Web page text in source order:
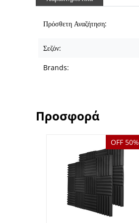
Πρόσθετη Αναζήτηση:
Σεζόν:
Brands:
Προσφορά
OFF 50%